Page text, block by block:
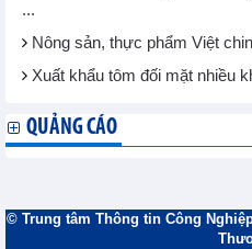
...
Nông sản, thực phẩm Việt
Xuất khẩu tôm đối mặt nhiều
QUẢNG CÁO
© Trung tâm Thông tin Công